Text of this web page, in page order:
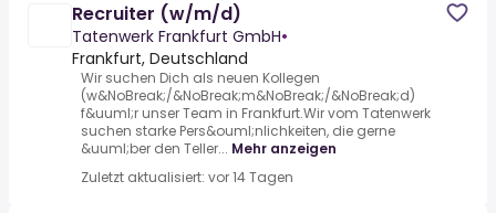
Recruiter (w/m/d)
Tatenwerk Frankfurt GmbH•
Frankfurt, Deutschland
Wir suchen Dich als neuen Kollegen
(w&NoBreak;/&NoBreak;m&NoBreak;/&NoBreak;d)
f&uuml;r unser Team in Frankfurt.Wir vom Tatenwerk
suchen starke Pers&ouml;nlichkeiten, die gerne
&uuml;ber den Teller... Mehr anzeigen
Zuletzt aktualisiert: vor 14 Tagen